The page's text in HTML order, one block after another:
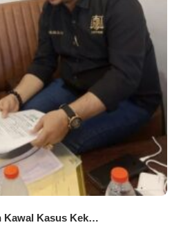
Kawal Kasus Kek…